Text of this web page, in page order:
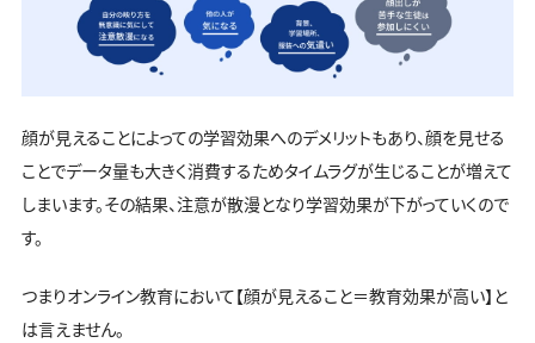
顔が見えることによっての学習効果へのデメリットもあり、顔を見せる
ことでデータ量も大きく消費するためタイムラグが生じることが増えて
しまいます。その結果、注意が散漫となり学習効果が下がっていくので
す。
つまりオンライン教育において【顔が見えること＝教育効果が高い】と
は言えません。